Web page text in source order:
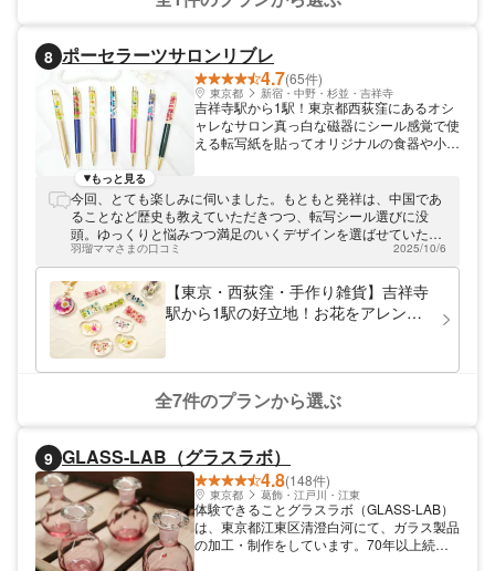
8 ポーセラーツサロンリブレ
4.7(65件)
東京都 新宿・中野・杉並・吉祥寺
吉祥寺駅から1駅！東京都西荻窪にあるオシ
ャレなサロン真っ白な磁器にシール感覚で使
える転写紙を貼ってオリジナルの食器や小物
ン、レジン、カルトナージュなどハンドメイ
ド教室です。お好きな体験を手軽に！少人数
制最大4名様アットホームで親切丁寧に楽し
んで頂けるようご案内しております。教室は
西荻窪駅より徒歩6分駅から近くお越し頂き
やすい場所にあります。吉祥寺駅隣です。
もっと見る
今回、とても楽しみに伺いました。もともと発祥は、中国であ
ることなど歴史も教えていただきつつ、転写シール選びに没
頭。ゆっくりと悩みつつ満足のいくデザインを選ばせていただ
き、出来上がりを想定しつつ、配達しながら頑張りました！10
日程度は仕上がるまでにかかるとのこと。楽しみにして届くこ
とを待ちたいと思います。おすすめです！！！！！
羽瑠ママさまの口コミ 2025/10/6
【東京・西荻窪・手作り雑貨】吉祥寺
駅から1駅の好立地！お花をアレンジ
全7件のプランから選ぶ
9 GLASS-LAB（グラスラボ）
4.8(148件)
東京都 葛飾・江戸川・江東
体験できることグラスラボ（GLASS-LAB）
は、東京都江東区清澄白河にて、ガラス製品
の加工・制作をしています。70年以上続く